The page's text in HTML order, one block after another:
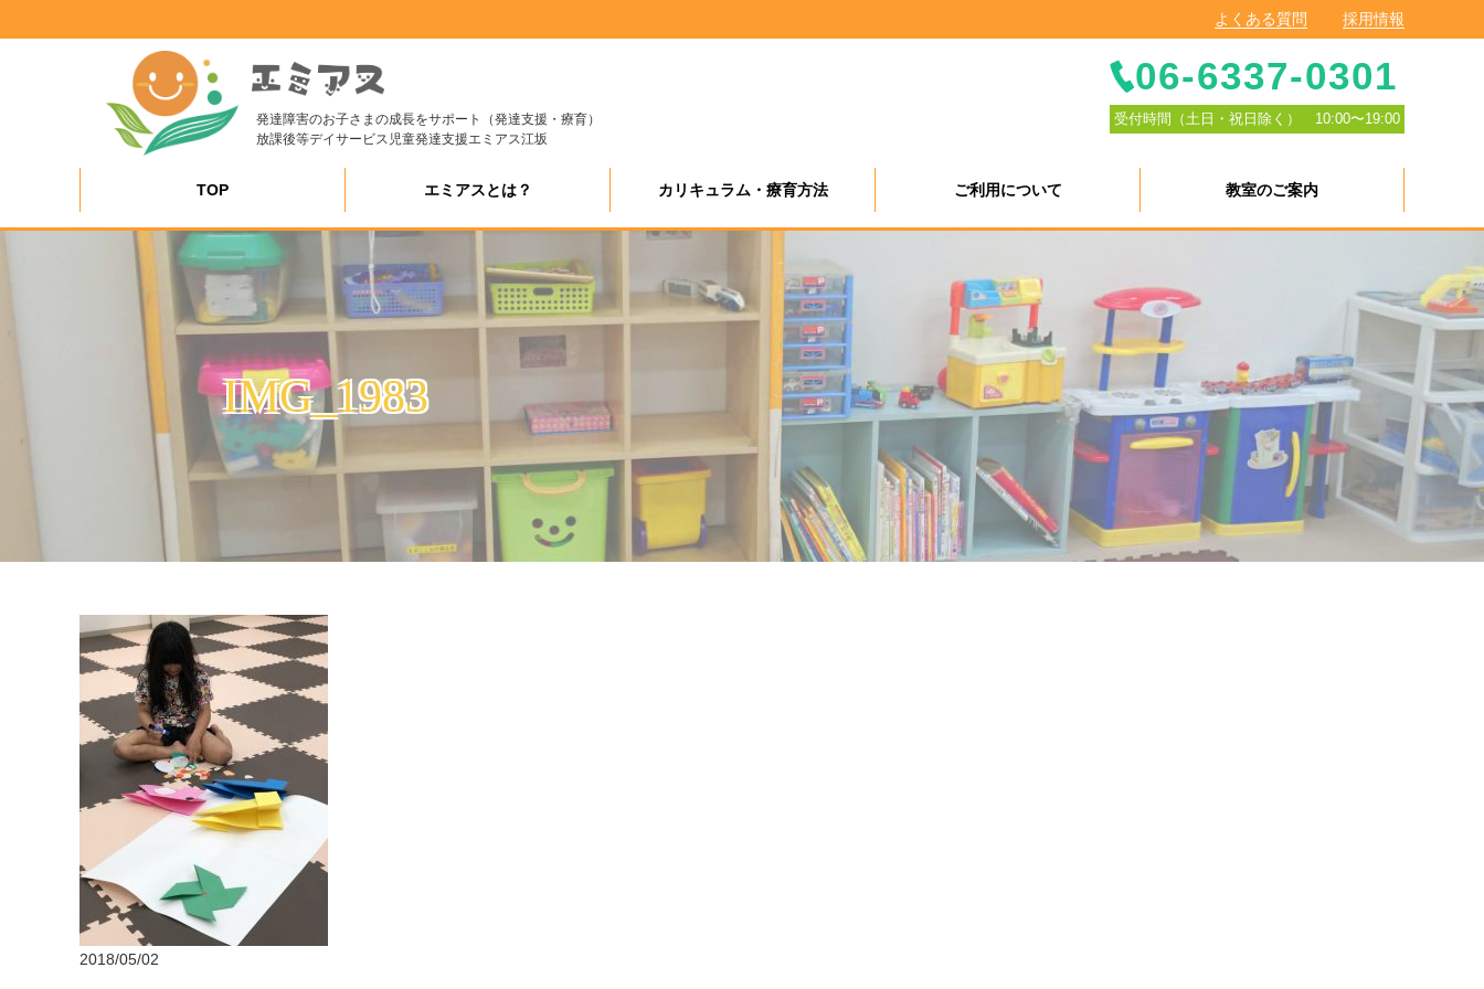
よくある質問 採用情報
発達障害のお子さまの成長をサポート（発達支援・療育）
放課後等デイサービス児童発達支援エミアス江坂
06-6337-0301
受付時間（土日・祝日除く） 10:00〜19:00
TOP エミアスとは？ カリキュラム・療育方法 ご利用について 教室のご案内
IMG_1983
2018/05/02